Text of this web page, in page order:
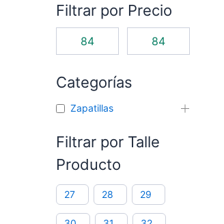
Filtrar por Precio
Categorías
Zapatillas
Filtrar por Talle
Producto
27 28 29